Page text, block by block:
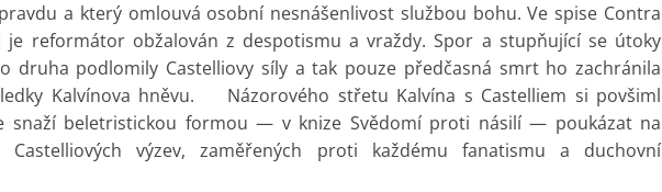
a který omlouvá osobní nesnášenlivost službou bohu. Ve spise Contra
je reformátor obžalován z despotismu a vraždy. Spor a stupňující se útoky
druha podlomily Castelliovy síly a tak pouze předčasná smrt ho zachránila
Kalvínova hněvu. Názorového střetu Kalvína s Castelliem si povšiml
snaží beletristickou formou — v knize Svědomí proti násilí — poukázat na
Castelliových výzev, zaměřených proti každému fanatismu a duchovní